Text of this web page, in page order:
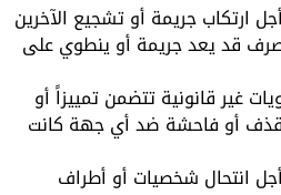
ارتكاب جريمة أو تشجيع الآخرين
قد يعد جريمة أو ينطوي على
غير قانونية تتضمن تمييزاً أو
قذف أو فاحشة ضد أي جهة كانت
انتحال شخصيات أو أطراف